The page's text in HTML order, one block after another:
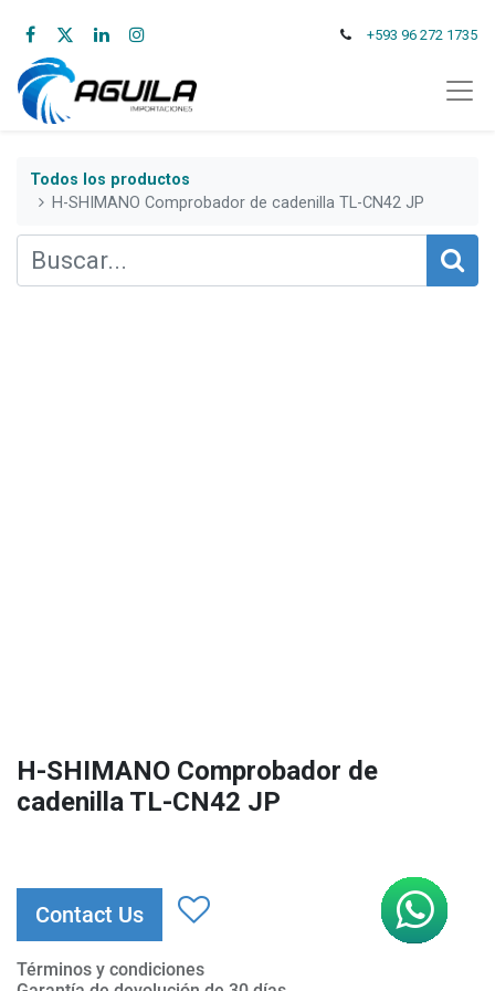
+593 96 272 1735
Todos los productos
H-SHIMANO Comprobador de cadenilla TL-CN42 JP
H-SHIMANO Comprobador de
cadenilla TL-CN42 JP
Contact Us
Términos y condiciones